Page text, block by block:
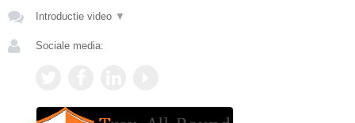
Introductie video ▼
Sociale media: